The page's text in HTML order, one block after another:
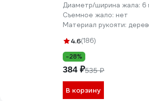
Диаметр/ширина жала: 6
Съемное жало: нет
Материал рукояти:
4.6(186)
-28%
384 ₽535 ₽
В корзину